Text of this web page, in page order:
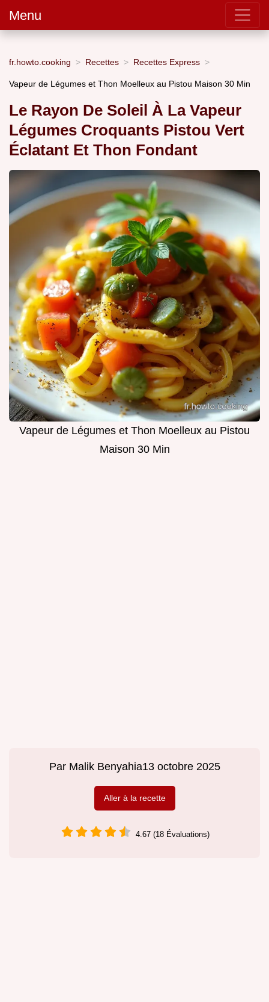
Menu
fr.howto.cooking Recettes Recettes Express
Vapeur de Légumes et Thon Moelleux au Pistou Maison 30 Min
Le Rayon De Soleil À La Vapeur
Légumes Croquants Pistou Vert
Éclatant Et Thon Fondant
Vapeur de Légumes et Thon Moelleux au Pistou
Maison 30 Min
Par Malik Benyahia13 octobre 2025
Aller à la recette
4.67 (18 Évaluations)